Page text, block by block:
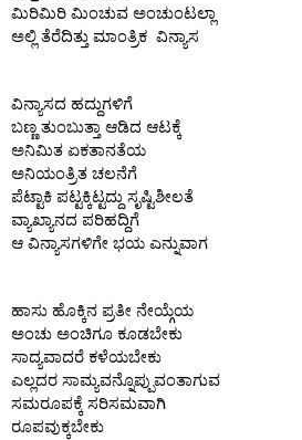
ಮಿರಿಮಿರಿ ಮಿಂಚುವ ಅಂಚುಂಟಲ್ಲಾ
ಅಲ್ಲಿ ತೆರೆದಿತ್ತು ಮಾಂತ್ರಿಕ  ವಿನ್ಯಾಸ
ವಿನ್ಯಾಸದ ಹದ್ದುಗಳಿಗೆ
ಬಣ್ಣ ತುಂಬುತ್ತಾ ಆಡಿದ ಆಟಕ್ಕೆ
ಅನಿಮಿತ ಏಕತಾನತೆಯ
ಅನಿಯಂತ್ರಿತ ಚಲನೆಗೆ
ಪೆಟ್ಟಾಕಿ ಪಟ್ಟಕ್ಕಿಟ್ಟದ್ದು ಸೃಷ್ಟಿಶೀಲತೆ
ವ್ಯಾಖ್ಯಾನದ ಪರಿಹದ್ದಿಗೆ
ಆ ವಿನ್ಯಾಸಗಳಿಗೇ ಭಯ ಎನ್ನುವಾಗ
ಹಾಸು ಹೊಕ್ಕಿನ ಪ್ರತೀ ನೇಯ್ಗೆಯ
ಅಂಚು ಅಂಚಿಗೂ ಕೂಡಬೇಕು
ಸಾದ್ಯವಾದರೆ ಕಳೆಯಬೇಕು
ಎಲ್ಲದರ ಸಾಮ್ಯವನ್ನೊಪ್ಪುವಂತಾಗುವ
ಸಮರೂಪಕ್ಕೆ ಸರಿಸಮವಾಗಿ
ರೂಪವುಕ್ಕಬೇಕು